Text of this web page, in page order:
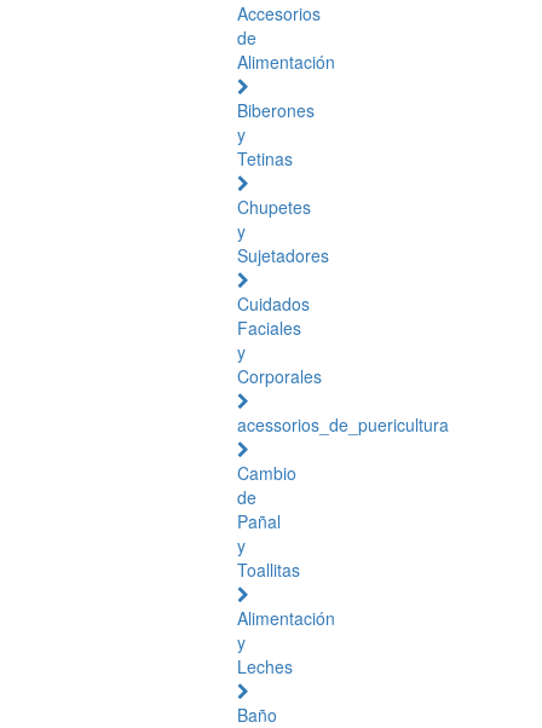
Accesorios
de
Alimentación
Biberones
y
Tetinas
Chupetes
y
Sujetadores
Cuidados
Faciales
y
Corporales
acessorios_de_puericultura
Cambio
de
Pañal
y
Toallitas
Alimentación
y
Leches
Baño